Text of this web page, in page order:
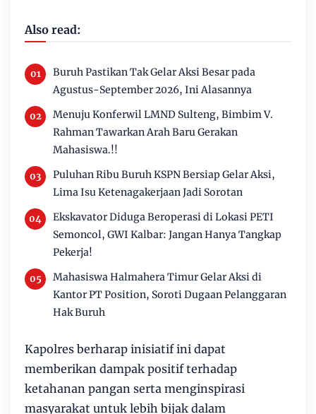
Also read:
Buruh Pastikan Tak Gelar Aksi Besar pada
Agustus-September 2026, Ini Alasannya
Menuju Konferwil LMND Sulteng, Bimbim V.
Rahman Tawarkan Arah Baru Gerakan
Mahasiswa.!!
Puluhan Ribu Buruh KSPN Bersiap Gelar Aksi,
Lima Isu Ketenagakerjaan Jadi Sorotan
Ekskavator Diduga Beroperasi di Lokasi PETI
Semoncol, GWI Kalbar: Jangan Hanya Tangkap
Pekerja!
Mahasiswa Halmahera Timur Gelar Aksi di
Kantor PT Position, Soroti Dugaan Pelanggaran
Hak Buruh
Kapolres berharap inisiatif ini dapat
memberikan dampak positif terhadap
ketahanan pangan serta menginspirasi
masyarakat untuk lebih bijak dalam